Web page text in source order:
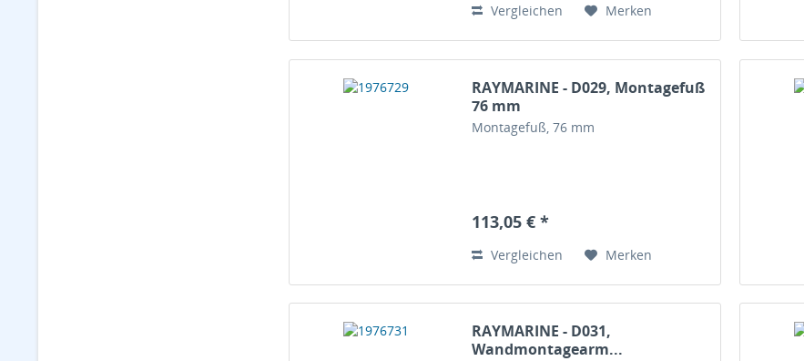
Vergleichen Merken
RAYMARINE - D029, Montagefuß
76 mm
Montagefuß, 76 mm
113,05 € *
Vergleichen Merken
RAYMARINE - D031,
Wandmontagearm...